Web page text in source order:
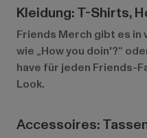
Kleidung: T-Shirts,
Friends Merch gibt es
wie „How you doin'?“
have für jeden Friends-
Look.
Accessoires: